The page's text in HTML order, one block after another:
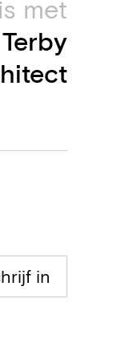
met
in